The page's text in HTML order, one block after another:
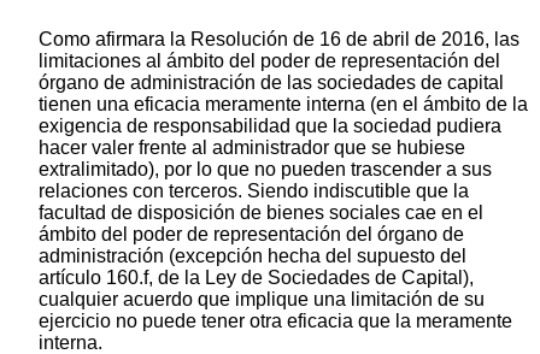
Como afirmara la Resolución de 16 de abril de 2016, las
limitaciones al ámbito del poder de representación del
órgano de administración de las sociedades de capital
tienen una eficacia meramente interna (en el ámbito de la
exigencia de responsabilidad que la sociedad pudiera
hacer valer frente al administrador que se hubiese
extralimitado), por lo que no pueden trascender a sus
relaciones con terceros. Siendo indiscutible que la
facultad de disposición de bienes sociales cae en el
ámbito del poder de representación del órgano de
administración (excepción hecha del supuesto del
artículo 160.f, de la Ley de Sociedades de Capital),
cualquier acuerdo que implique una limitación de su
ejercicio no puede tener otra eficacia que la meramente
interna.